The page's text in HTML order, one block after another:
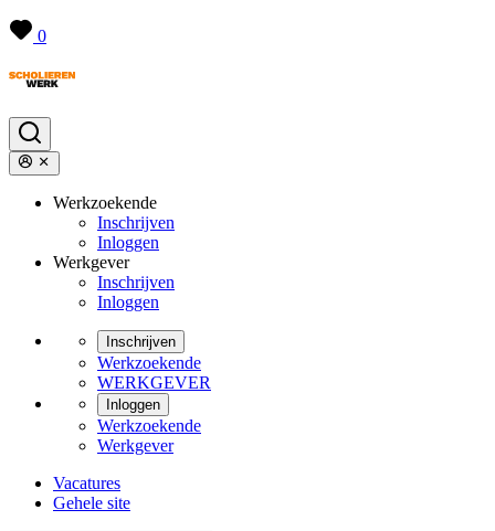
0
Werkzoekende
Inschrijven
Inloggen
Werkgever
Inschrijven
Inloggen
Inschrijven
Werkzoekende
WERKGEVER
Inloggen
Werkzoekende
Werkgever
Vacatures
Gehele site